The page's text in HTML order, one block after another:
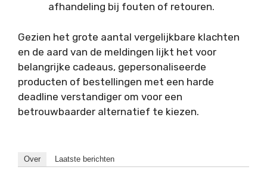
afhandeling bij fouten of retouren.
Gezien het grote aantal vergelijkbare klachten
en de aard van de meldingen lijkt het voor
belangrijke cadeaus, gepersonaliseerde
producten of bestellingen met een harde
deadline verstandiger om voor een
betrouwbaarder alternatief te kiezen.
Over Laatste berichten